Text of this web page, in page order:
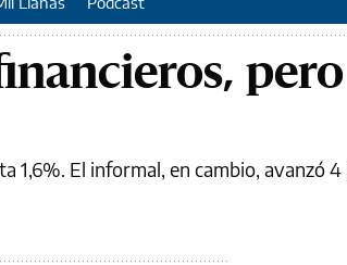
pero
1,6%. El informal, en cambio, avanzó 4